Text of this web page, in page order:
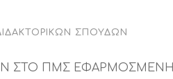
ΣΠΟΥΔΏΝ
ΣΤΟ ΠΜΣ ΕΦΑΡΜΟΣΜΕΝΗ